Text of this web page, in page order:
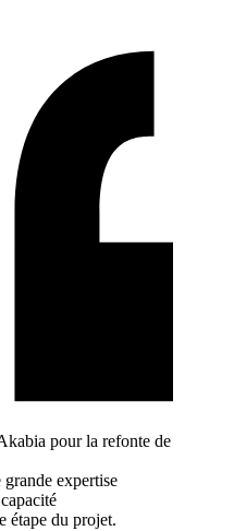
pour la refonte de
grande expertise
étape du projet.